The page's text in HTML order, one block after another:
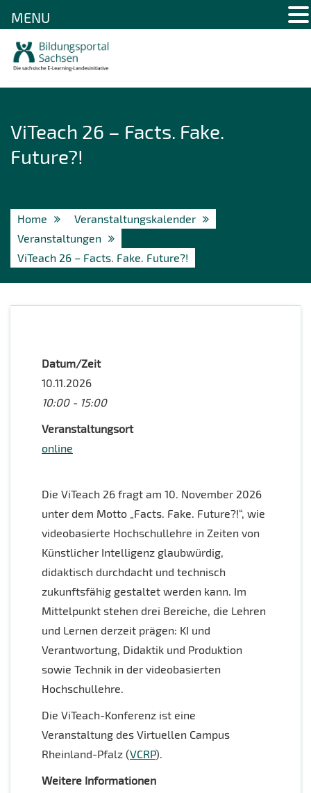
ViTeach 26 – Facts. Fake.
Future?!
Home
Veranstaltungskalender
Veranstaltungen
ViTeach 26 – Facts. Fake. Future?!
Datum/Zeit
10.11.2026
10:00 - 15:00
Veranstaltungsort
online
Die ViTeach 26 fragt am 10. November 2026
unter dem Motto „Facts. Fake. Future?!“, wie
videobasierte Hochschullehre in Zeiten von
Künstlicher Intelligenz glaubwürdig,
didaktisch durchdacht und technisch
zukunftsfähig gestaltet werden kann. Im
Mittelpunkt stehen drei Bereiche, die Lehren
und Lernen derzeit prägen: KI und
Verantwortung, Didaktik und Produktion
sowie Technik in der videobasierten
Hochschullehre.
Die ViTeach-Konferenz ist eine
Veranstaltung des Virtuellen Campus
Rheinland-Pfalz (VCRP).
Weitere Informationen
MENU